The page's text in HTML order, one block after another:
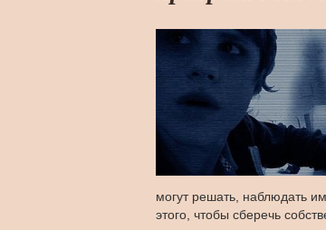
могут решать, наблюдать
этого, чтобы сберечь